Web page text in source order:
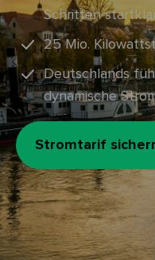
Schritten
25 Mio.
Deutschlands
dynamische
Stromtarif